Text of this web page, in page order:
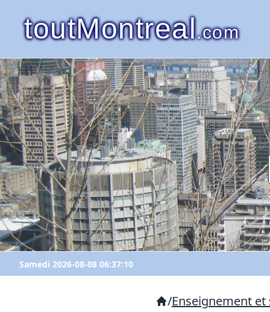
toutMontreal.com
Samedi 2026-08-08 06:37:10
/Enseignement et